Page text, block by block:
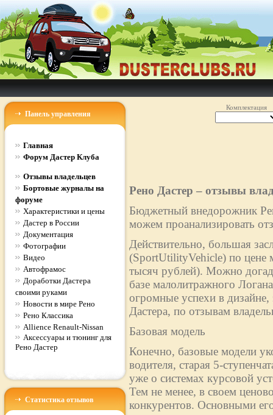
Панель управления
Главная
Форум Дастер Клуба
Отзывы владельцев
Бортовые журналы на
форуме
Характеристики и цены
Дастер в России
Документация
Фотографии
Видео
Автофрамос
Доработки Дастера
своими руками
Новости в мире Рено
Рено Классика
Allience Renault-Nissan
Аксессуары и тюнинг для
Рено Дастер
Статистика отзывов
Комплектация
Рено Дастер – отзывы
Бюджетный внедорожник
можем проанализировать
Действительно, большая
(SportUtilityVehicle) по цене
тысяч рублей). Можно
базе малолитражного
огромные успехи в
Дастера, по отзывам
Базовая модель
Конечно, базовые модели
водителя, старая 5-
уже о системах курсовой
Тем не менее, в своем
конкурентов. Основными